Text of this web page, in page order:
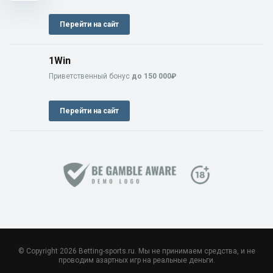
Перейти на сайт
1Win
Приветственный бонус до 150 000₽
Перейти на сайт
© Copyright 2026 Betting-sports.ru. Мы не принимаем средства, и не
проводим азартных игр на реальные деньги.